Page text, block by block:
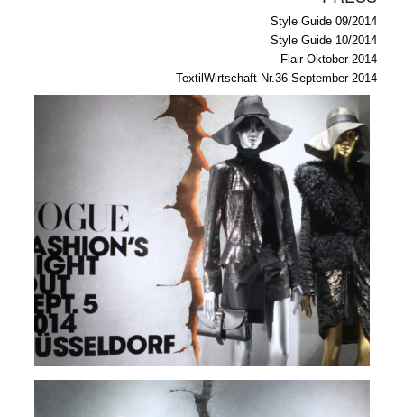
Style Guide 09/2014
Style Guide 10/2014
Flair Oktober 2014
TextilWirtschaft Nr.36 September 2014